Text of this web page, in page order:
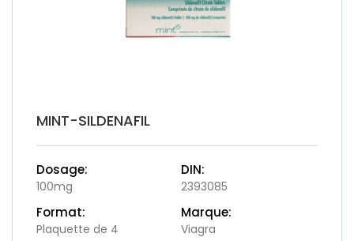
MINT-SILDENAFIL
Dosage:
100mg
DIN:
2393085
Format:
Plaquette de 4
Marque:
Viagra